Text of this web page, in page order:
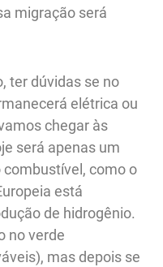
migração será
ter dúvidas se no
elétrica ou
chegar às
será apenas um
como o
está
de hidrogênio.
no verde
mas depois se